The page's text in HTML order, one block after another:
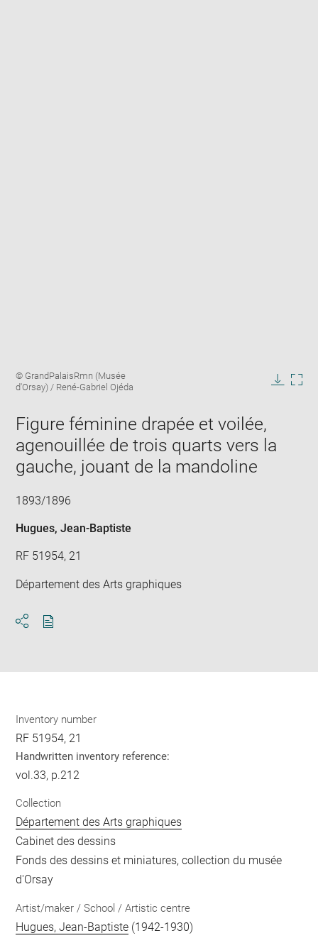
window
Image
caption:
© GrandPalaisRmn (Musée
d'Orsay) / René-Gabriel Ojéda
Figure féminine drapée et voilée,
agenouillée de trois quarts vers la
gauche, jouant de la mandoline
1893/1896
Hugues, Jean-Baptiste
RF 51954, 21
Département des Arts graphiques
Inventory number
RF 51954, 21
Handwritten inventory reference:
vol.33, p.212
Collection
Département des Arts graphiques
Cabinet des dessins
Fonds des dessins et miniatures, collection du musée
d'Orsay
Artist/maker / School / Artistic centre
Hugues, Jean-Baptiste (1942-1930)